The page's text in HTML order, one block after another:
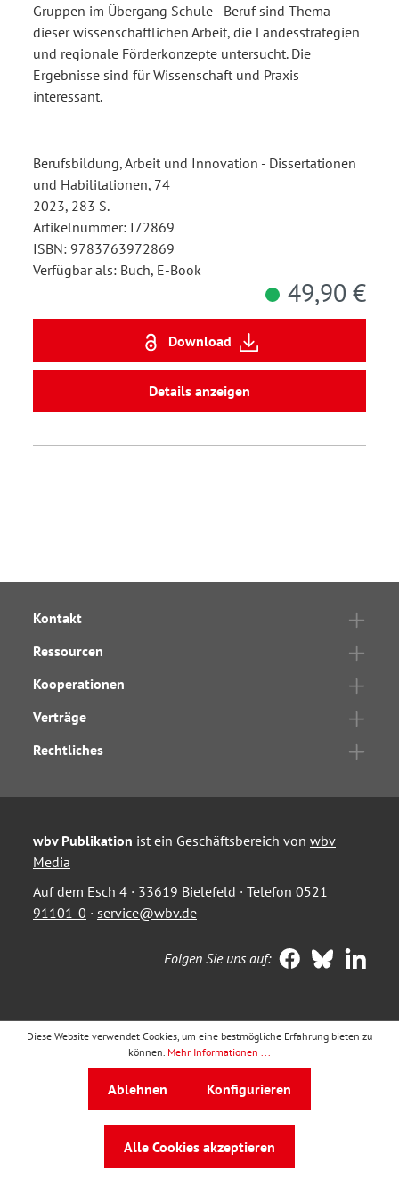
Gruppen im Übergang Schule - Beruf sind Thema
dieser wissenschaftlichen Arbeit, die Landesstrategien
und regionale Förderkonzepte untersucht. Die
Ergebnisse sind für Wissenschaft und Praxis
interessant.
Berufsbildung, Arbeit und Innovation - Dissertationen
und Habilitationen, 74
2023, 283 S.
Artikelnummer: I72869
ISBN: 9783763972869
Verfügbar als: Buch, E-Book
49,90 €
Download
Details anzeigen
Kontakt
Ressourcen
Kooperationen
Verträge
Rechtliches
wbv Publikation ist ein Geschäftsbereich von wbv
Media
Auf dem Esch 4 · 33619 Bielefeld · Telefon 0521
91101-0 · service@wbv.de
Folgen Sie uns auf:
Diese Website verwendet Cookies, um eine bestmögliche Erfahrung bieten zu
können. Mehr Informationen ...
Ablehnen Konfigurieren
Alle Cookies akzeptieren